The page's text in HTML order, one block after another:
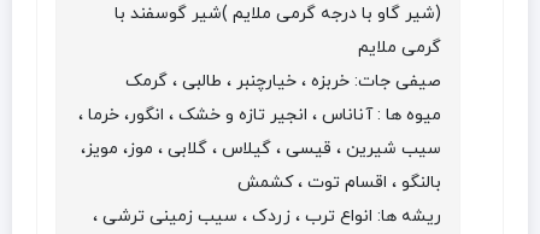
(شیر گاو با درجه گرمی ملایم )شیر گوسفند با
گرمی ملایم
صیفی جات: خربزه ، خیارچنبر ، طالبی ، گرمک
میوه ها : آناناس ، انجیر تازه و خشک ، انگور، خرما ،
سیب شیرین ، قیسی ، گیلاس ، گلابی ، موز، مویز،
بالنگو ، اقسام توت ، کشمش
ریشه ها: انواع ترب ، زردک ، سیب زمینی ترشی ،